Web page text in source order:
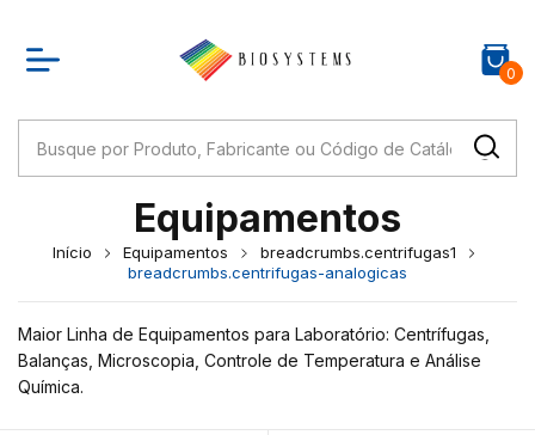
0
Equipamentos
Início Equipamentos
breadcrumbs.centrifugas1
breadcrumbs.centrifugas-analogicas
Maior Linha de Equipamentos para Laboratório: Centrífugas,
Balanças, Microscopia, Controle de Temperatura e Análise
Química.